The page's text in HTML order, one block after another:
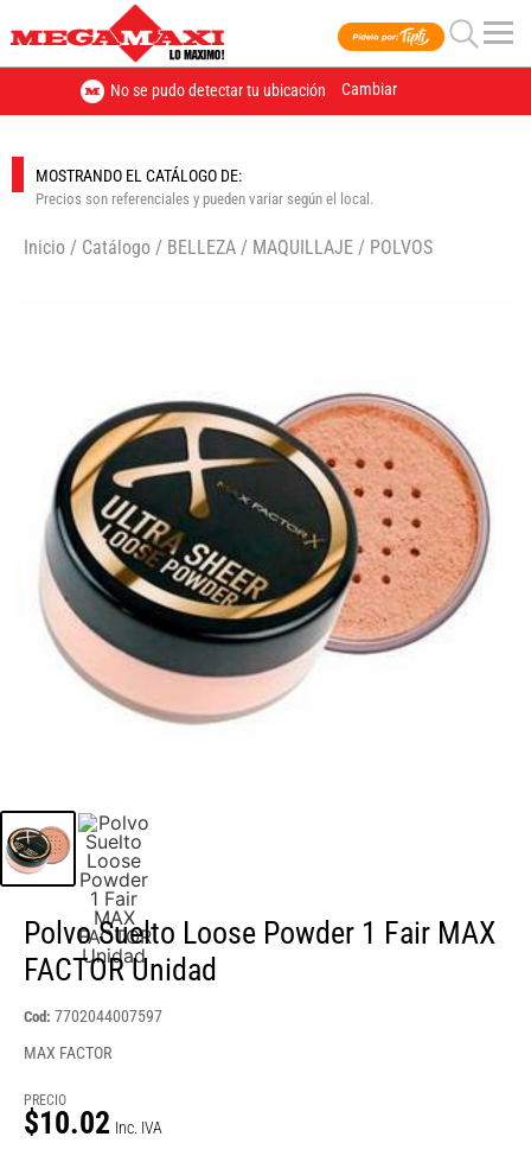
No se pudo detectar tu ubicación Cambiar
MOSTRANDO EL CATÁLOGO DE:
Precios son referenciales y pueden variar según el local.
Inicio / Catálogo / BELLEZA / MAQUILLAJE / POLVOS
Polvo Suelto Loose Powder 1 Fair MAX
FACTOR Unidad
Cod: 7702044007597
MAX FACTOR
PRECIO
$10.02 Inc. IVA